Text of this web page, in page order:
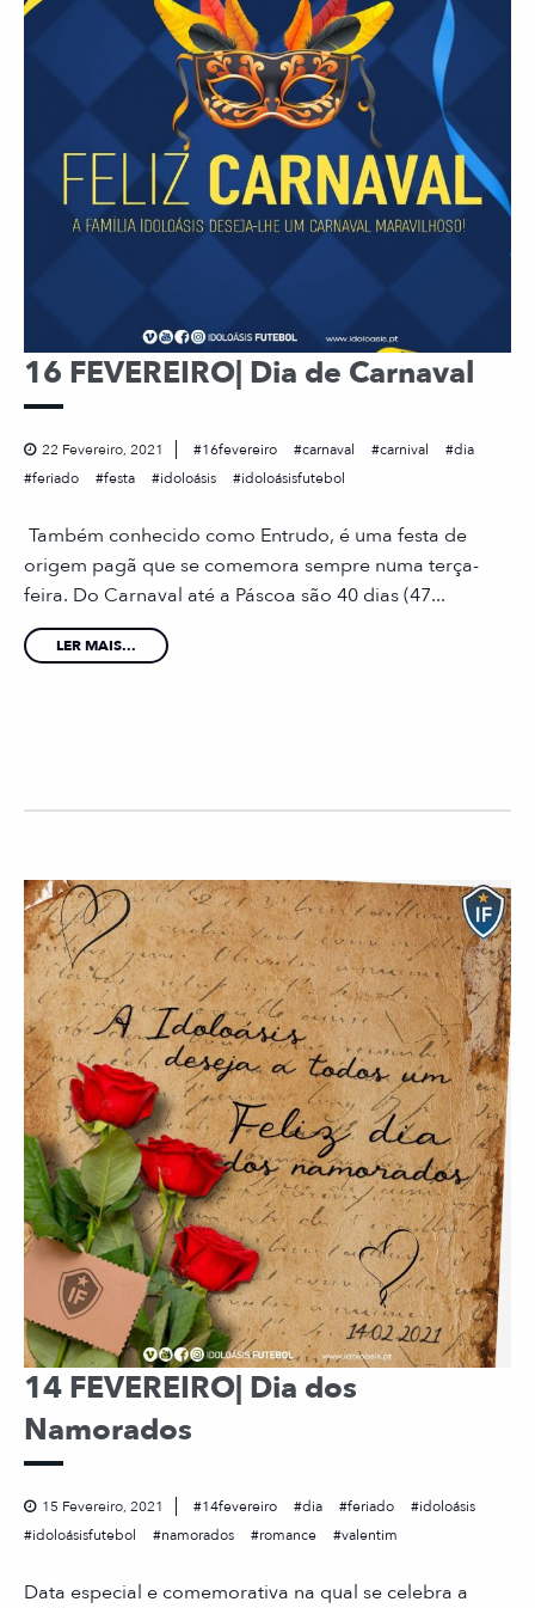
16 FEVEREIRO| Dia de Carnaval
22 Fevereiro, 2021 16fevereiro carnaval carnival
dia
feriado
festa idoloásis idoloásisfutebol
Também conhecido como Entrudo, é uma festa de
origem pagã que se comemora sempre numa terça-
feira. Do Carnaval até a Páscoa são 40 dias (47...
LER MAIS...
14 FEVEREIRO| Dia dos
Namorados
15 Fevereiro, 2021 14fevereiro dia feriado
idoloásis
idoloásisfutebol
namorados romance valentim
Data especial e comemorativa na qual se celebra a